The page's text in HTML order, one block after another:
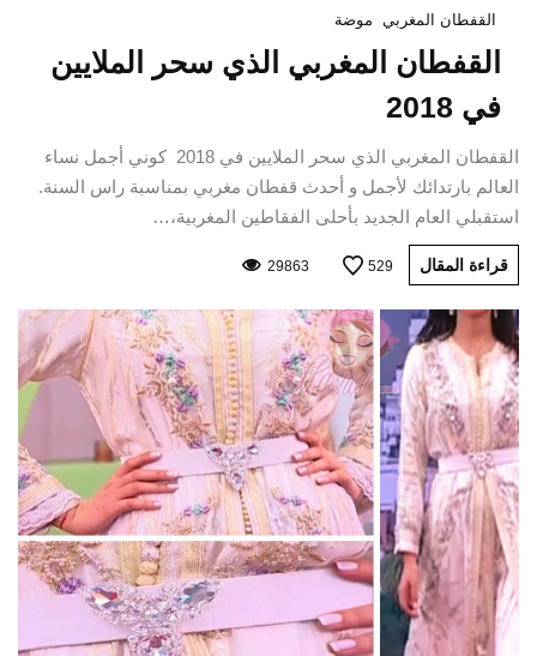
القفطان المغربي موضة
القفطان المغربي الذي سحر الملايين
في 2018
القفطان المغربي الذي سحر الملايين في 2018 كوني أجمل نساء
العالم بارتدائك لأجمل و أحدث قفطان مغربي بمناسبة راس السنة.
استقبلي العام الجديد بأحلى الفقاطين المغربية،…
قراءة المقال 529
29863